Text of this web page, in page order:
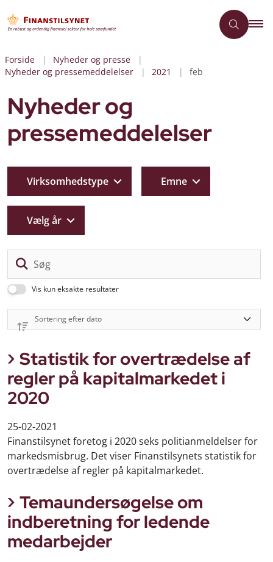
Forside
Nyheder og presse
Nyheder og pressemeddelelser
2021 feb
Nyheder og
pressemeddelelser
Vis kun eksakte resultater
Virksomhedstype Emne
Vælg år
Statistik for overtrædelse af
regler på kapitalmarkedet i
2020
25-02-2021
Finanstilsynet foretog i 2020 seks politianmeldelser for
markedsmisbrug. Det viser Finanstilsynets statistik for
overtrædelse af regler på kapitalmarkedet.
Temaundersøgelse om
indberetning for ledende
medarbejder